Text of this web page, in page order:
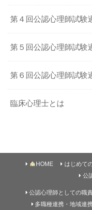
第４回公認心理師試験
第５回公認心理師試験
第６回公認心理師試験
臨床心理士とは
HOME はじめて
公
公認心理師としての職
多職種連携・地域連携